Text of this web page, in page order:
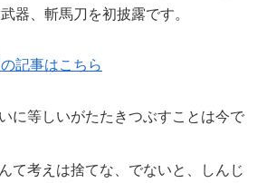
器、斬馬刀を初披露です。
記事はこちら
に等しいがたたきつぶすことは今で
て考えは捨てな、でないと、しんじ